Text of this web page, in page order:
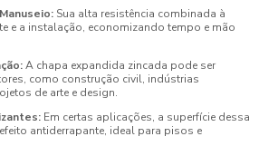
Sua alta resistência combinada à
e a instalação, economizando tempo e mão
A chapa expandida zincada pode ser
como construção civil, indústrias
de arte e design.
Em certas aplicações, a superfície dessa
antiderrapante, ideal para pisos e